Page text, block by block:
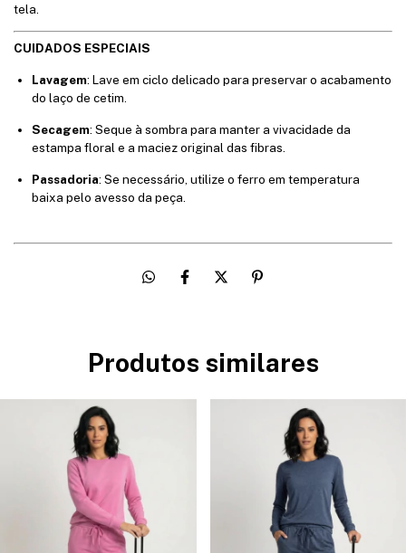
tela.
CUIDADOS ESPECIAIS
Lavagem: Lave em ciclo delicado para preservar o acabamento
do laço de cetim.
Secagem: Seque à sombra para manter a vivacidade da
estampa floral e a maciez original das fibras.
Passadoria: Se necessário, utilize o ferro em temperatura
baixa pelo avesso da peça.
Produtos similares